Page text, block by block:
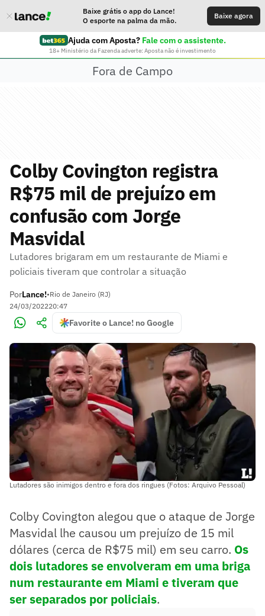
Baixe grátis o app do Lance!
O esporte na palma da mão.
Baixe agora
Ajuda com Aposta? Fale com o assistente.
18+ Ministério da Fazenda adverte: Aposta não é investimento
Fora de Campo
Colby Covington registra
R$75 mil de prejuízo em
confusão com Jorge
Masvidal
Lutadores brigaram em um restaurante de Miami e
policiais tiveram que controlar a situação
PorLance!•Rio de Janeiro (RJ)
24/03/202220:47
Favorite o Lance! no Google
Lutadores são inimigos dentro e fora dos ringues (Fotos: Arquivo Pessoal)
Colby Covington alegou que o ataque de Jorge
Masvidal lhe causou um prejuízo de 15 mil
dólares (cerca de R$75 mil) em seu carro. Os
dois lutadores se envolveram em uma briga
num restaurante em Miami e tiveram que
ser separados por policiais.